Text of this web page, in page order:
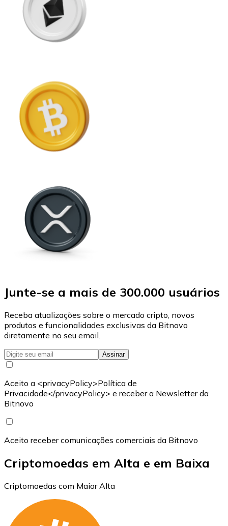
Junte-se a mais de 300.000 usuários
Receba atualizações sobre o mercado cripto, novos
produtos e funcionalidades exclusivas da Bitnovo
diretamente no seu email.
Assinar
Aceito a <privacyPolicy>Política de
Privacidade</privacyPolicy> e receber a Newsletter da
Bitnovo
Aceito receber comunicações comerciais da Bitnovo
Criptomoedas em Alta e em Baixa
Criptomoedas com Maior Alta